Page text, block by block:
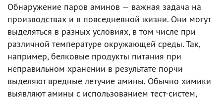
Обнаружение паров аминов — важная задача на
производствах и в повседневной жизни. Они могут
выделяться в разных условиях, в том числе при
различной температуре окружающей среды. Так,
например, белковые продукты питания при
неправильном хранении в результате порчи
выделяют вредные летучие амины. Обычно химики
выявляют амины с использованием тест-систем,